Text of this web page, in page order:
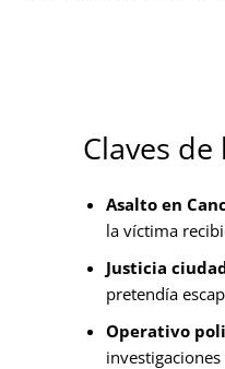
Claves
Asalto en
la víctima
Justicia
pretendía
Operativo